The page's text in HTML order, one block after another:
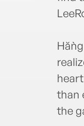
than
the